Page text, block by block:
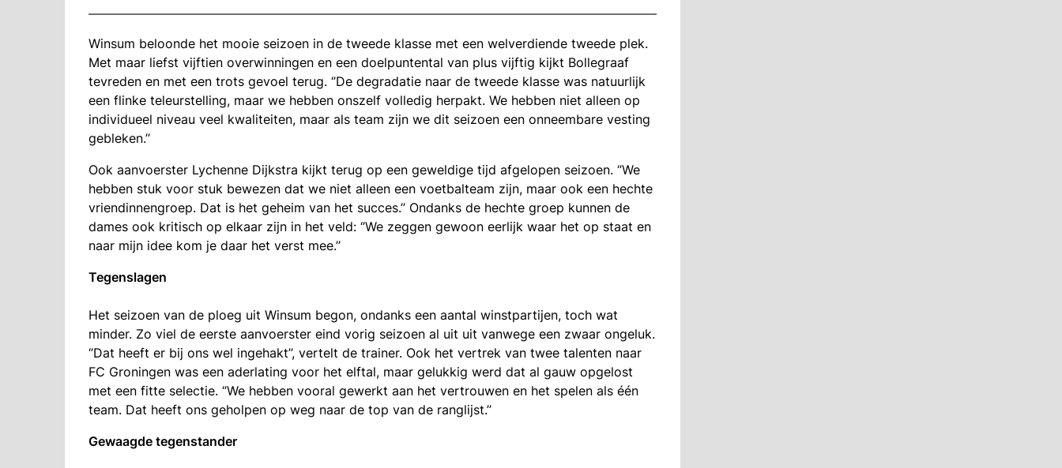
Winsum beloonde het mooie seizoen in de tweede klasse met een welverdiende tweede plek.
Met maar liefst vijftien overwinningen en een doelpuntental van plus vijftig kijkt Bollegraaf
tevreden en met een trots gevoel terug. ‘’De degradatie naar de tweede klasse was natuurlijk
een flinke teleurstelling, maar we hebben onszelf volledig herpakt. We hebben niet alleen op
individueel niveau veel kwaliteiten, maar als team zijn we dit seizoen een onneembare vesting
gebleken.’’
Ook aanvoerster Lychenne Dijkstra kijkt terug op een geweldige tijd afgelopen seizoen. ‘’We
hebben stuk voor stuk bewezen dat we niet alleen een voetbalteam zijn, maar ook een hechte
vriendinnengroep. Dat is het geheim van het succes.’’ Ondanks de hechte groep kunnen de
dames ook kritisch op elkaar zijn in het veld: ‘’We zeggen gewoon eerlijk waar het op staat en
naar mijn idee kom je daar het verst mee.’’
Tegenslagen
Het seizoen van de ploeg uit Winsum begon, ondanks een aantal winstpartijen, toch wat
minder. Zo viel de eerste aanvoerster eind vorig seizoen al uit uit vanwege een zwaar ongeluk.
‘’Dat heeft er bij ons wel ingehakt’’, vertelt de trainer. Ook het vertrek van twee talenten naar
FC Groningen was een aderlating voor het elftal, maar gelukkig werd dat al gauw opgelost
met een fitte selectie. ‘’We hebben vooral gewerkt aan het vertrouwen en het spelen als één
team. Dat heeft ons geholpen op weg naar de top van de ranglijst.’’
Gewaagde tegenstander